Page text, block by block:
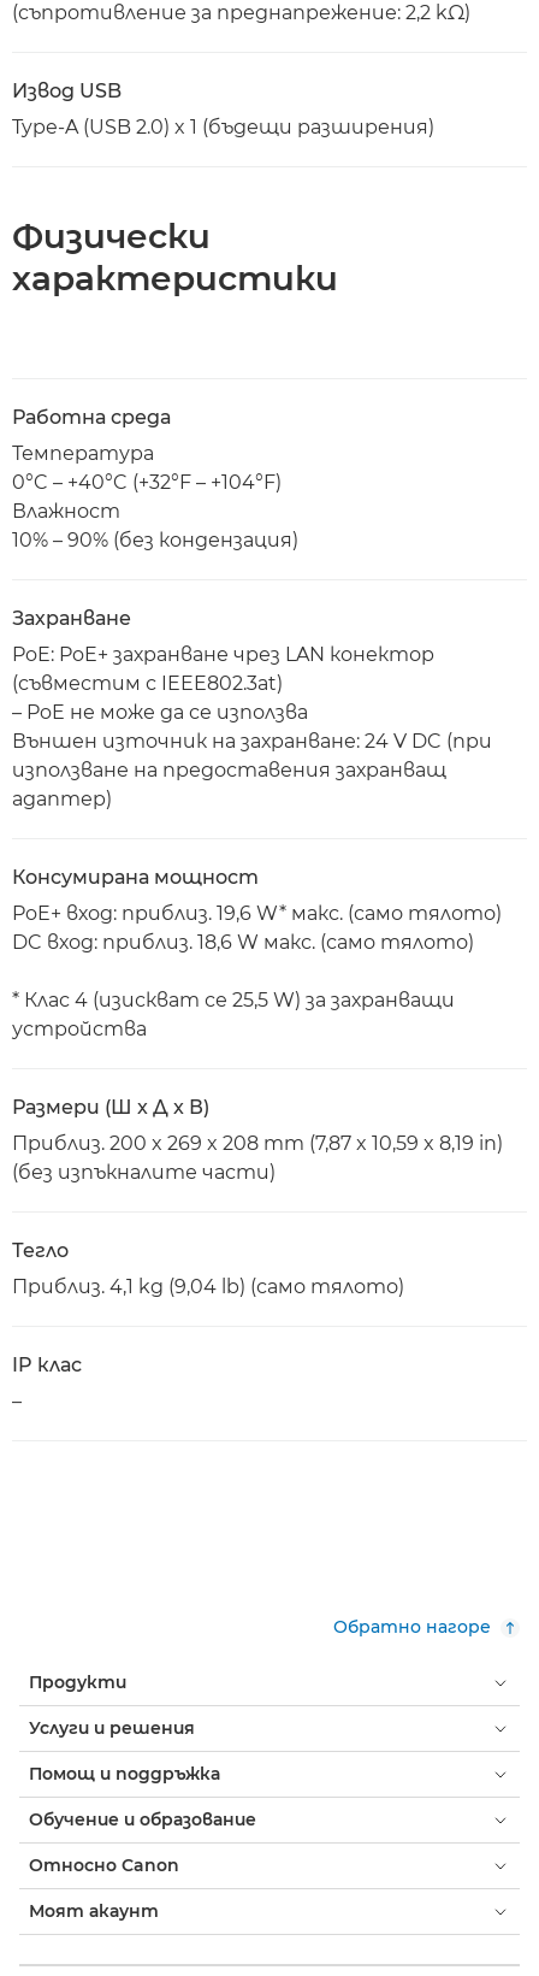
(съпротивление за преднапрежение: 2,2 kΩ)
Извод USB
Type-A (USB 2.0) x 1 (бъдещи разширения)
Физически
характеристики
Работна среда
Температура
0°C – +40°C (+32°F – +104°F)
Влажност
10% – 90% (без кондензация)
Захранване
PoE: PoE+ захранване чрез LAN конектор
(съвместим с IEEE802.3at)
– PoE не може да се използва
Външен източник на захранване: 24 V DC (при
използване на предоставения захранващ
адаптер)
Консумирана мощност
PoE+ вход: приблиз. 19,6 W* макс. (само тялото)
DC вход: приблиз. 18,6 W макс. (само тялото)
* Клас 4 (изискват се 25,5 W) за захранващи
устройства
Размери (Ш x Д x В)
Приблиз. 200 x 269 x 208 mm (7,87 x 10,59 x 8,19 in)
(без изпъкналите части)
Тегло
Приблиз. 4,1 kg (9,04 lb) (само тялото)
IP клас
–
Обратно нагоре
Продукти
Услуги и решения
Помощ и поддръжка
Обучение и образование
Относно Canon
Моят акаунт